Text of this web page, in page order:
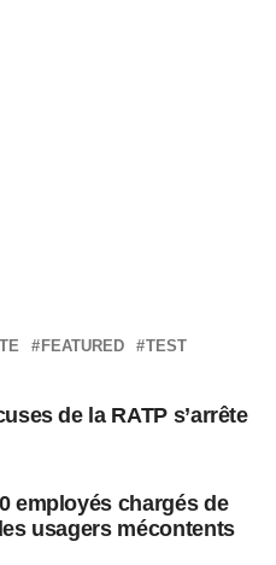
FEATURED TEST
de la RATP s’arrête
employés chargés de
usagers mécontents